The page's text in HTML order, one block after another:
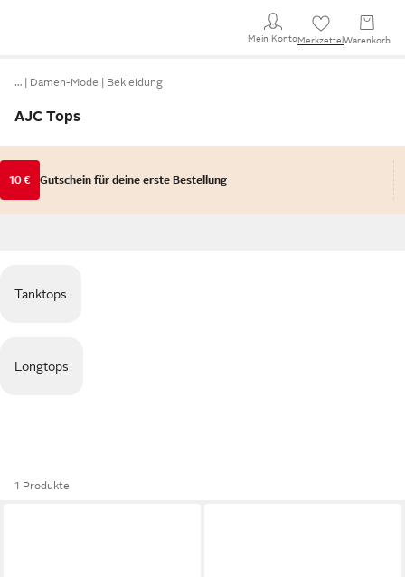
Mein KontoMerkzettel Warenkorb
… Damen-Mode Bekleidung
AJC Tops
10 € Gutschein für deine erste Bestellung
Tanktops
Longtops
1 Produkte